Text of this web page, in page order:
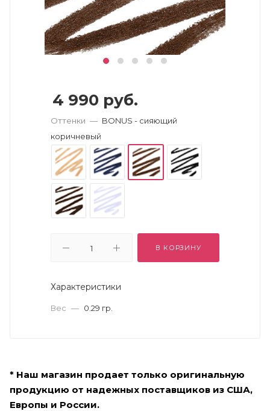
4 990 руб.
Оттенки — BONUS - сияющий
коричневый
В КОРЗИНУ
Характеристики
Вес — 0.29 гр.
* Наш магазин продает только оригинальную
продукцию от надежных поставщиков из США,
Европы и России.